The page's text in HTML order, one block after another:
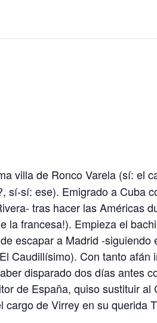
villa de Ronco Varela (sí: el
sí-sí: ese). Emigrado a Cuba
tras hacer las Américas
la francesa!). Empieza el
escapar a Madrid -
Caudillísimo). Con tanto
disparado dos días antes
de España, quiso sustituir
de Virrey en su querida